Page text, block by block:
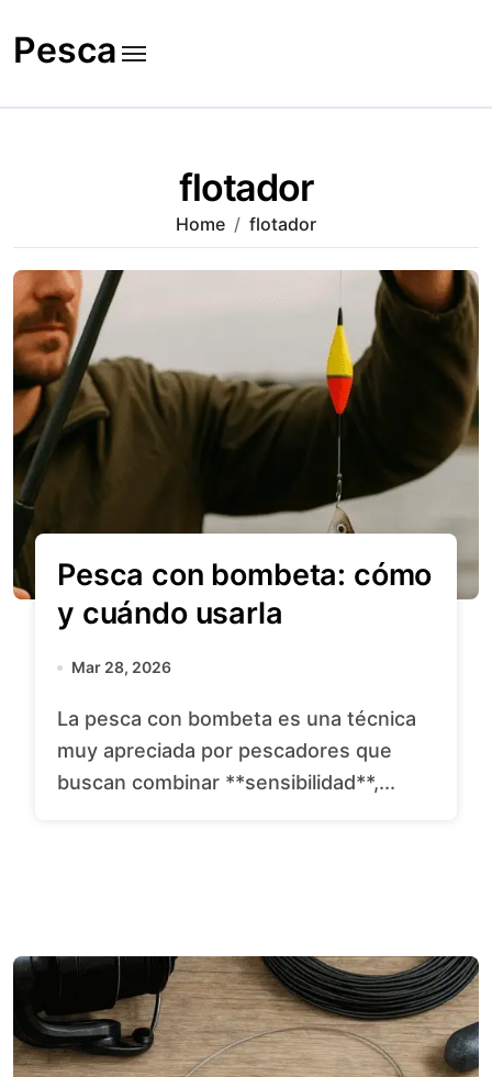
to
content
Pesca
flotador
Home flotador
Pesca con bombeta: cómo
y cuándo usarla
Mar 28, 2026
La pesca con bombeta es una técnica
muy apreciada por pescadores que
buscan combinar **sensibilidad**,...